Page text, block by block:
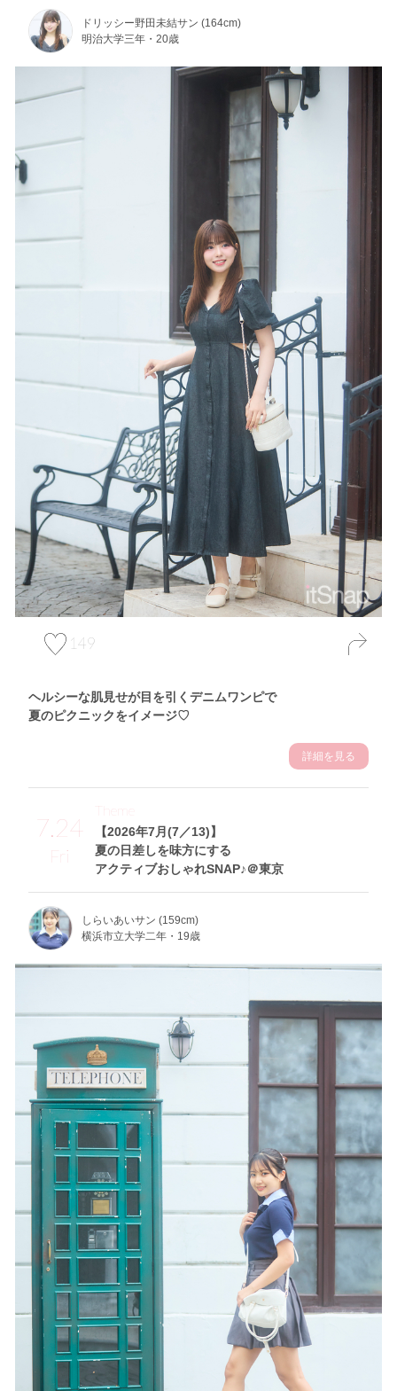
ドリッシー野田未結サン (164cm)
明治大学三年・20歳
149
ヘルシーな肌見せが目を引くデニムワンピで
夏のピクニックをイメージ♡
詳細を見る
7.24
Fri
【2026年7月(7／13)】
夏の日差しを味方にする
アクティブおしゃれSNAP♪＠東京
Theme
しらいあいサン (159cm)
横浜市立大学二年・19歳